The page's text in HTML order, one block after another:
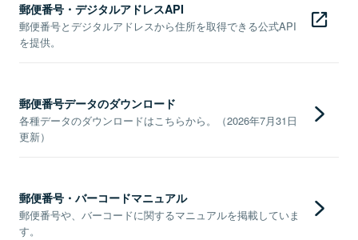
郵便番号・デジタルアドレスAPI
郵便番号とデジタルアドレスから住所を取得できる公式API
を提供。
郵便番号データのダウンロード
各種データのダウンロードはこちらから。（2026年7月31日
更新）
郵便番号・バーコードマニュアル
郵便番号や、バーコードに関するマニュアルを掲載していま
す。